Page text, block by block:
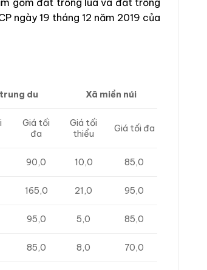
ngày 19 tháng 12 năm 2019 của
du Xã miền núi
Giá tối
đa
Giá tối
thiểu
Giá tối đa
90,0 10,0 85,0
165,0 21,0 95,0
95,0 5,0 85,0
85,0 8,0 70,0